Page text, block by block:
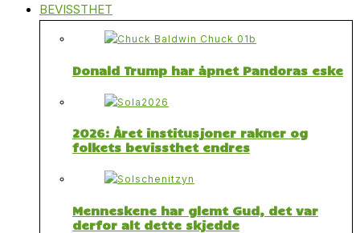
BEVISSTHET
Donald Trump har åpnet Pandoras eske
2026: Året institusjoner rakner og
folkets bevissthet endres
Menneskene har glemt Gud, det var
derfor alt dette skjedde